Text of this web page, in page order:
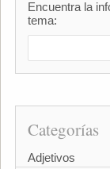
Encuentra la
tema:
Categorías
Adjetivos